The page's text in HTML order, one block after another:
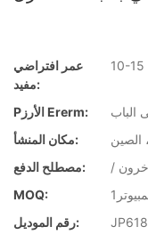
عمر افتراضي
مفيد:
Pالأرز Ererm:
الباب
مكان المنشأ:
الصين
مصطلح الدفع:
MOQ:
رقم الموديل:
JP618